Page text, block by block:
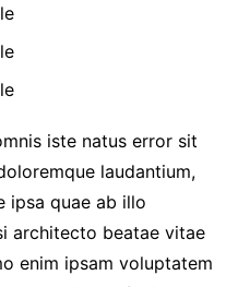
iste natus error sit
laudantium,
ipsa quae ab illo
architecto beatae vitae
enim ipsam voluptatem